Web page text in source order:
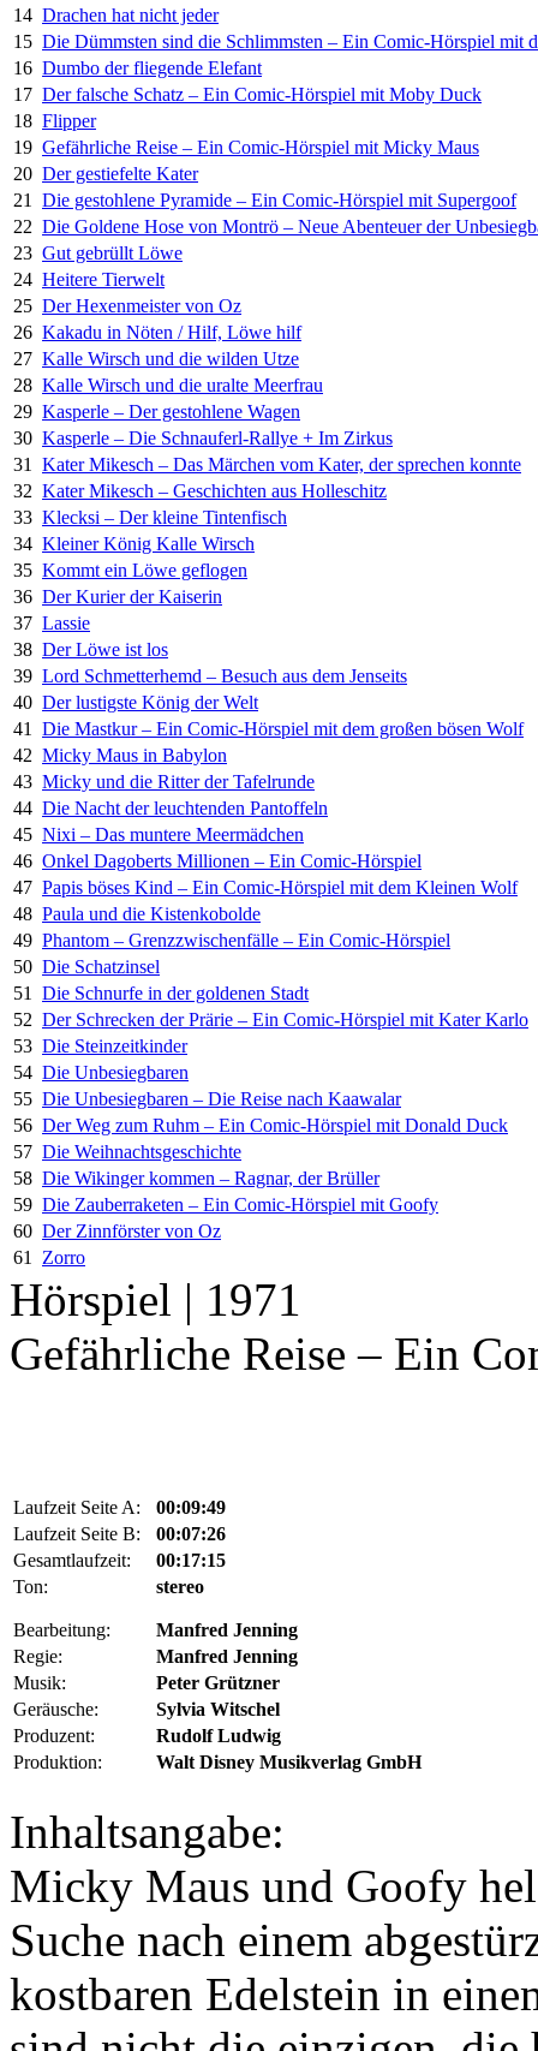
14 Drachen hat nicht jeder
15 Die Dümmsten sind die Schlimmsten – Ein Comic-Hörspiel mit
16 Dumbo der fliegende Elefant
17 Der falsche Schatz – Ein Comic-Hörspiel mit Moby Duck
18 Flipper
19 Gefährliche Reise – Ein Comic-Hörspiel mit Micky Maus
20 Der gestiefelte Kater
21
Die gestohlene Pyramide – Ein Comic-Hörspiel mit Supergoof
22 Die Goldene Hose von Montrö – Neue Abenteuer der
23 Gut gebrüllt Löwe
24 Heitere Tierwelt
25 Der Hexenmeister von Oz
26 Kakadu in Nöten / Hilf, Löwe hilf
27 Kalle Wirsch und die wilden Utze
28 Kalle Wirsch und die uralte Meerfrau
29 Kasperle – Der gestohlene Wagen
30 Kasperle – Die Schnauferl-Rallye + Im Zirkus
31
Kater Mikesch – Das Märchen vom Kater, der sprechen konnte
32 Kater Mikesch – Geschichten aus Holleschitz
33 Klecksi – Der kleine Tintenfisch
34 Kleiner König Kalle Wirsch
35 Kommt ein Löwe geflogen
36 Der Kurier der Kaiserin
37 Lassie
38 Der Löwe ist los
39 Lord Schmetterhemd – Besuch aus dem Jenseits
40 Der lustigste König der Welt
41
Die Mastkur – Ein Comic-Hörspiel mit dem großen bösen Wolf
42 Micky Maus in Babylon
43 Micky und die Ritter der Tafelrunde
44 Die Nacht der leuchtenden Pantoffeln
45 Nixi – Das muntere Meermädchen
46 Onkel Dagoberts Millionen – Ein Comic-Hörspiel
47 Papis böses Kind – Ein Comic-Hörspiel mit dem Kleinen Wolf
48 Paula und die Kistenkobolde
49 Phantom – Grenzzwischenfälle – Ein Comic-Hörspiel
50 Die Schatzinsel
51
Die Schnurfe in der goldenen Stadt
52 Der Schrecken der Prärie – Ein Comic-Hörspiel mit Kater Karlo
53 Die Steinzeitkinder
54 Die Unbesiegbaren
55 Die Unbesiegbaren – Die Reise nach Kaawalar
56 Der Weg zum Ruhm – Ein Comic-Hörspiel mit Donald Duck
57 Die Weihnachtsgeschichte
58 Die Wikinger kommen – Ragnar, der Brüller
59 Die Zauberraketen – Ein Comic-Hörspiel mit Goofy
60 Der Zinnförster von Oz
61
Zorro
Hörspiel | 1971
Gefährliche Reise – Ein
Laufzeit Seite A:
00:09:49
Laufzeit Seite B:
00:07:26
Gesamtlaufzeit:
00:17:15
Ton:
stereo
Bearbeitung:
Manfred Jenning
Regie:
Manfred Jenning
Musik:
Peter Grützner
Geräusche:
Sylvia Witschel
Produzent:
Rudolf Ludwig
Produktion:
Walt Disney Musikverlag GmbH
Inhaltsangabe:
Micky Maus und Goofy
Suche nach einem
kostbaren Edelstein in